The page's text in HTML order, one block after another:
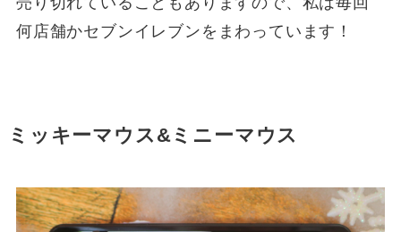
何店舗かセブンイレブンをまわっています！
ミッキーマウス&ミニーマウス